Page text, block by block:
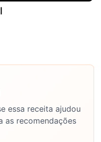
essa receita ajudou
as recomendações